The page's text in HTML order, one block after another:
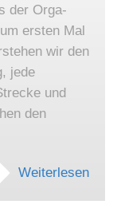
der Orga-
ersten Mal
wir den
jede
und
den
Weiterlesen